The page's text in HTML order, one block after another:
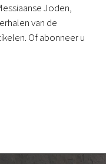
Joden,
van de
Of abonneer u